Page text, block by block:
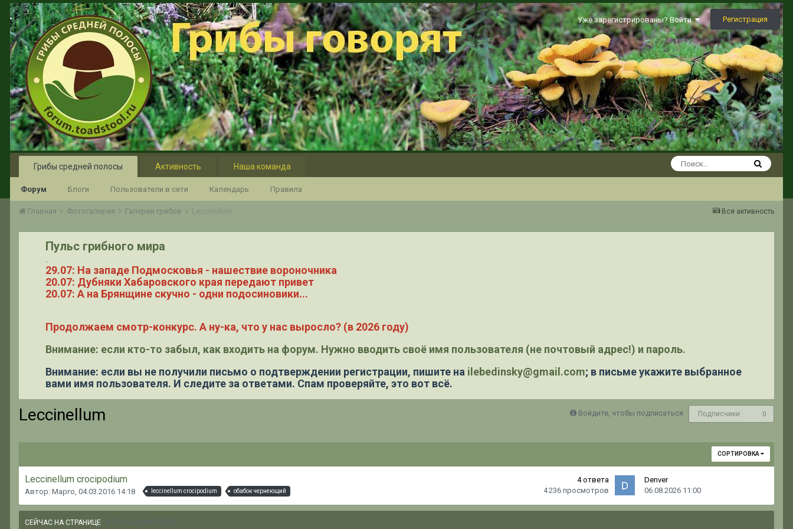
Уже зарегистрированы? Войти Регистрация
Грибы средней полосы
Форум Блоги Пользователи в сети Календарь Правила
Активность Наша команда
Вся активность
Главная Фотогалерея Галерея грибов Leccinellum
Пульс грибного мира
.
29.07: На западе Подмосковья - нашествие вороночника
20.07: Дубняки Хабаровского края передают привет
20.07: А на Брянщине скучно - одни подосиновики...
Продолжаем смотр-конкурс. А ну-ка, что у нас выросло? (в 2026 году)
Внимание: если кто-то забыл, как входить на форум. Нужно вводить своё имя пользователя (не почтовый адрес!) и пароль.
Внимание: если вы не получили письмо о подтверждении регистрации, пишите на ilebedinsky@gmail.com; в письме укажите выбранное
вами имя пользователя. И следите за ответами. Спам проверяйте, это вот всё.
Leccinellum Войдите, чтобы подписаться Подписчики 0
СОРТИРОВКА
Leccinellum crocipodium
Автор: Марго, 04.03.2016 14:18 leccinellum crocipodium обабок чернеющий
4 ответа
4 236 просмотров
Denver
06.08.2026 11:00
СЕЙЧАС НА СТРАНИЦЕ 0 ПОЛЬЗОВАТЕЛЕЙ